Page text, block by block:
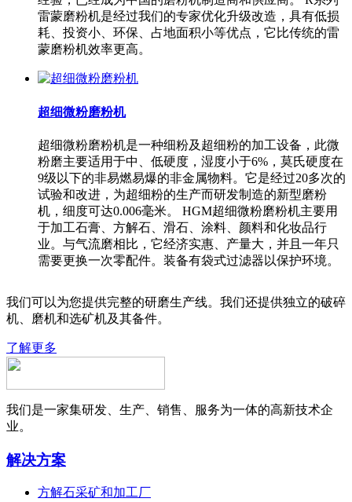
雷蒙磨粉机是经过我们的专家优化升级改造，具有低损
耗、投资小、环保、占地面积小等优点，它比传统的雷
蒙磨粉机效率更高。
超细微粉磨粉机
超细微粉磨粉机是一种细粉及超细粉的加工设备，此微
粉磨主要适用于中、低硬度，湿度小于6%，莫氏硬度在
9级以下的非易燃易爆的非金属物料。它是经过20多次的
试验和改进，为超细粉的生产而研发制造的新型磨粉
机，细度可达0.006毫米。 HGM超细微粉磨粉机主要用
于加工石膏、方解石、滑石、涂料、颜料和化妆品行
业。与气流磨相比，它经济实惠、产量大，并且一年只
需要更换一次零配件。装备有袋式过滤器以保护环境。
我们可以为您提供完整的研磨生产线。我们还提供独立的破碎
机、磨机和选矿机及其备件。
了解更多
我们是一家集研发、生产、销售、服务为一体的高新技术企
业。
解决方案
方解石采矿和加工厂